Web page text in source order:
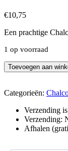
€10,75
Een prachtige
1 op voorraad
Chalcopyriet
-
stukje
Toevoegen aan
Categorieën:
Verzending
Verzending:
Afhalen